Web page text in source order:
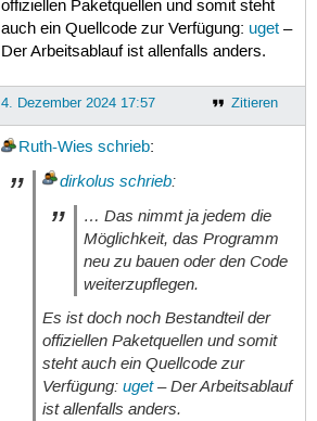
offiziellen Paketquellen und somit steht
auch ein Quellcode zur Verfügung: uget–
Der Arbeitsablauf ist allenfalls anders.
Zitieren
4. Dezember 2024 17:57
Ruth-Wies schrieb:
dirkolus schrieb:
… Das nimmt ja jedem die
Möglichkeit, das Programm
neu zu bauen oder den Code
weiterzupflegen.
Es ist doch noch Bestandteil der
offiziellen Paketquellen und somit
steht auch ein Quellcode zur
Verfügung: uget– Der Arbeitsablauf
ist allenfalls anders.